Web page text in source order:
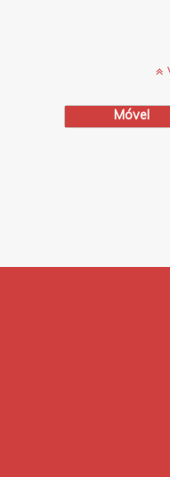
Móvel